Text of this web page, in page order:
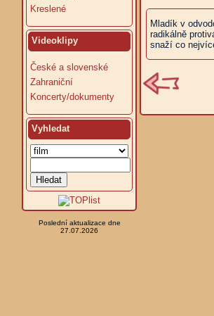
Kreslené
Videoklipy
České a slovenské
Zahraniční
Koncerty/dokumenty
Vyhledat
Poslední aktualizace dne
27.07.2026
Mladík v
radikálně
snaží co